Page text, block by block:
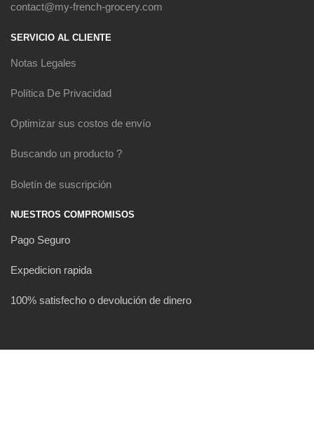
contact@my-french-grocery.com
SERVICIO AL CLIENTE
Notas Legales
Política De Privacidad
Optimizar sus costos de envío
Buscando un producto ?
Boletín de suscripción
NUESTROS COMPROMISOS
Pago Seguro
Expedicion rapida
100% satisfecho o devolución de dinero